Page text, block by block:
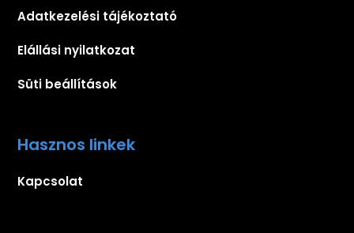
Adatkezelési tájékoztató
Elállási nyilatkozat
Süti beállítások
Hasznos linkek
Kapcsolat